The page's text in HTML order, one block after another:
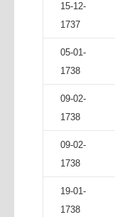
15-12-
1737
05-01-
1738
09-02-
1738
09-02-
1738
19-01-
1738